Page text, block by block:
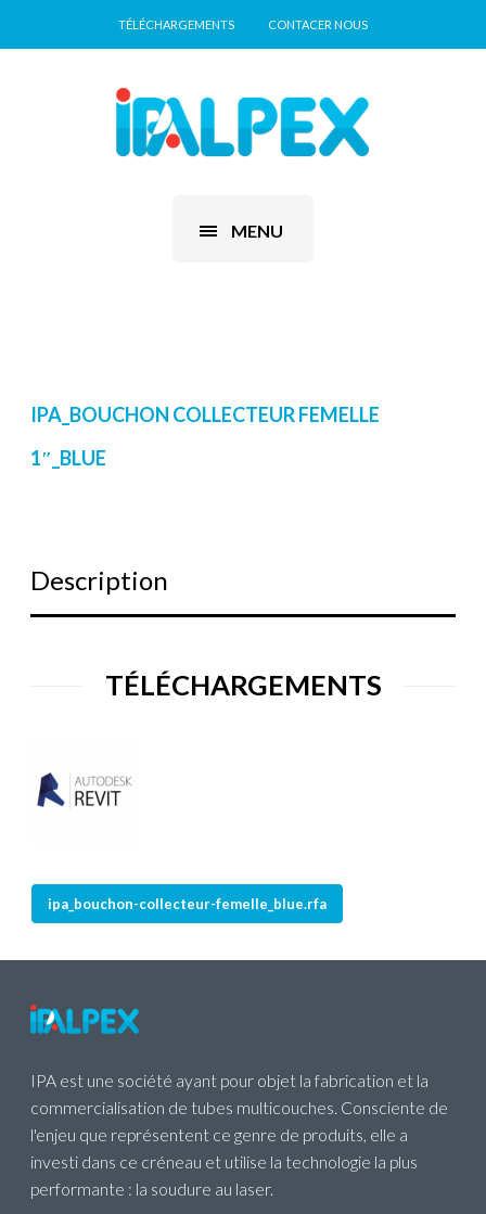
TÉLÉCHARGEMENTS CONTACER NOUS
MENU
IPA_BOUCHON COLLECTEUR FEMELLE
1″_BLUE
Description
TÉLÉCHARGEMENTS
ipa_bouchon-collecteur-femelle_blue.rfa
IPA est une société ayant pour objet la fabrication et la
commercialisation de tubes multicouches. Consciente de
l'enjeu que représentent ce genre de produits, elle a
investi dans ce créneau et utilise la technologie la plus
performante : la soudure au laser.